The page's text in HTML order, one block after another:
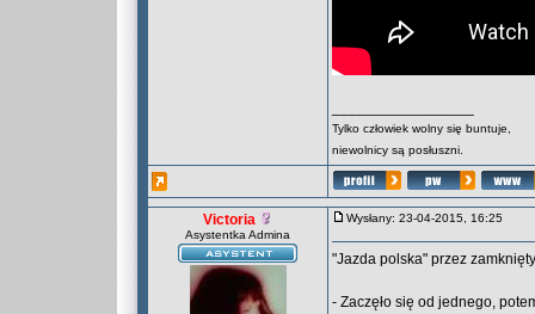
Tylko człowiek wolny się buntuje,
niewolnicy są posłuszni.
Victoria
Asystentka Admina
Wysłany: 23-04-2015, 16:25
"Jazda polska" przez
- Zaczęło się od jednego,